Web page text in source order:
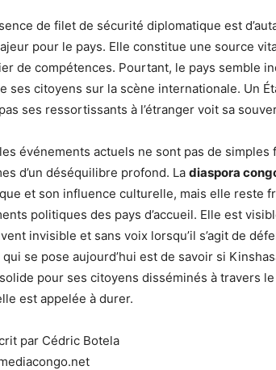
de filet de sécurité diplomatique est
pour le pays. Elle constitue une source
de compétences. Pourtant, le pays semble
ses citoyens sur la scène internationale. Un
ses ressortissants à l’étranger voit sa
événements actuels ne sont pas de
d’un déséquilibre profond. La diaspora
et son influence culturelle, mais elle reste
politiques des pays d’accueil. Elle est
invisible et sans voix lorsqu’il s’agit de
se pose aujourd’hui est de savoir si
pour ses citoyens disséminés à travers
est appelée à durer.
par Cédric Botela